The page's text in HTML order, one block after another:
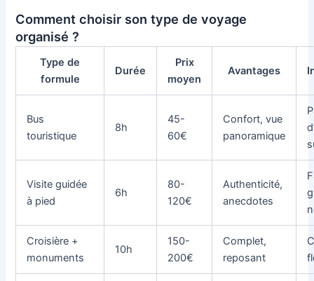
Comment choisir son type de voyage
organisé ?
Type de
formule
Durée
Prix
moyen
Avantages
Bus
touristique
8h
45-
60€
Confort, vue
panoramique
Visite guidée
à pied
6h
80-
120€
Authenticité,
anecdotes
Croisière +
monuments
10h
150-
200€
Complet,
reposant